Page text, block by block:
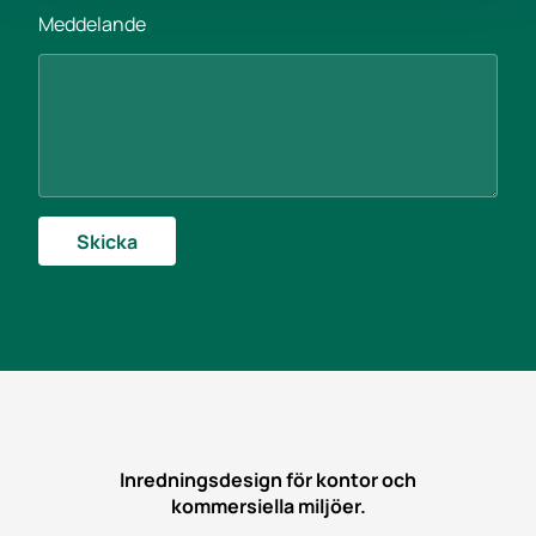
E
-
Meddelande
Skicka
Inredningsdesign för kontor och
kommersiella miljöer.